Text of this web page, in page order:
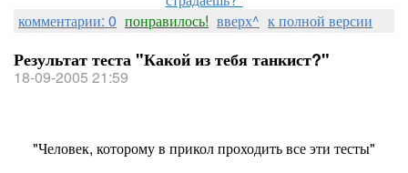
комментарии: 0 понравилось! вверх^ к полной версии
Результат теста "Какой из тебя танкист?"
18-09-2005 21:59
"Человек, которому в прикол проходить все эти тесты"